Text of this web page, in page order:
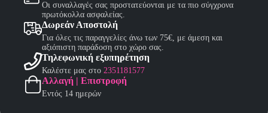
Οι συναλλαγές σας προστατεύονται με τα πιο σύγχρονα
πρωτόκολλα ασφαλείας.
Δωρεάν Αποστολή
Για όλες τις παραγγελίες άνω των 75€, με άμεση και
αξιόπιστη παράδοση στο χώρο σας.
Τηλεφωνική εξυπηρέτηση
Καλέστε μας στο 2351181577
Αλλαγή | Επιστροφή
Εντός 14 ημερών